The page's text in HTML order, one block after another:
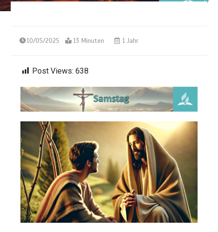
10/05/2025 13 Minuten 1 Jahr
Post Views: 638